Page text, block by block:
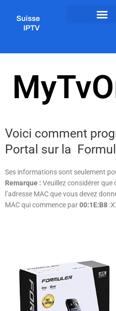
contenu
Suisse
IPTV
Voici comment
Portal sur la
Ses informations sont seulement
Remarque : Veuillez considérer que
l’adresse MAC que vous devez
MAC qui commence par00:1E:B8